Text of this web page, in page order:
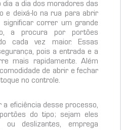
a dia dos moradores das
e deixá-lo na rua para abrir
significar correr um grande
a procura por portões
cada vez maior. Essas
pois a entrada e a
mais rapidamente. Além
de abrir e fechar
no controle.
a eficiência desse processo,
do tipo; sejam eles
ou deslizantes, emprega